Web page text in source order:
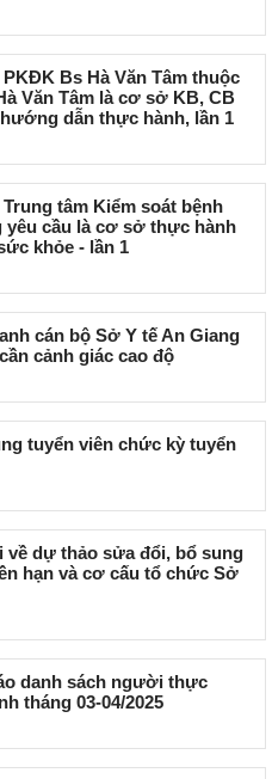
Bs Hà Văn Tâm thuộc
Văn Tâm là cơ sở KB, CB
dẫn thực hành, lần 1
tâm Kiểm soát bệnh
yêu cầu là cơ sở thực hành
khỏe - lần 1
cán bộ Sở Y tế An Giang
cảnh giác cao độ
tuyển viên chức kỳ tuyển
về dự thảo sửa đổi, bổ sung
hạn và cơ cấu tổ chức Sở
danh sách người thực
tháng 03-04/2025